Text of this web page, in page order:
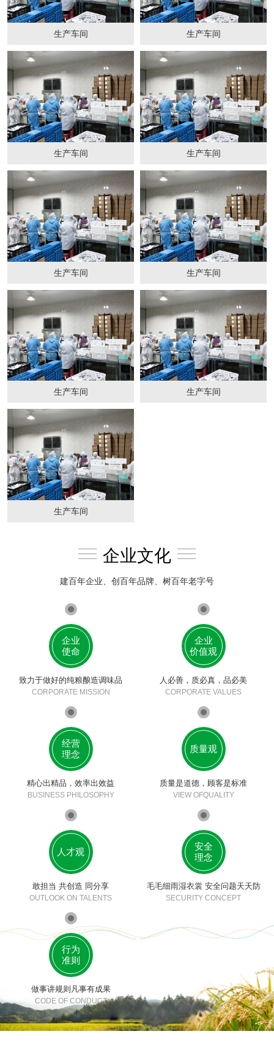
生产车间 生产车间
生产车间 生产车间
生产车间 生产车间
生产车间 生产车间
生产车间
企业文化
建百年企业、创百年品牌、树百年老字号
企业
使命
致力于做好的纯粮酿造调味品
CORPORATE MISSION
企业
价值观
人必善，质必真，品必美
CORPORATE VALUES
经营
理念
精心出精品，效率出效益
BUSINESS PHILOSOPHY
质量观
质量是道德，顾客是标准
VIEW OFQUALITY
人才观
敢担当 共创造 同分享
OUTLOOK ON TALENTS
安全
理念
毛毛细雨湿衣裳 安全问题天天防
SECURITY CONCEPT
行为
准则
做事讲规则凡事有成果
CODE OF CONDUCT